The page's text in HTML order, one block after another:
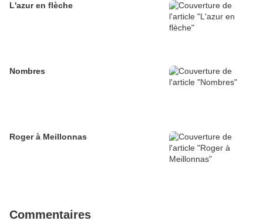
L'azur en flèche
Nombres
Roger à Meillonnas
Commentaires